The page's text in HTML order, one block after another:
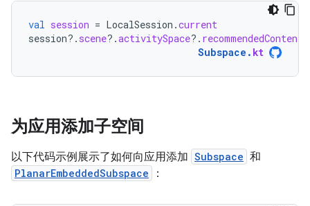
val session = LocalSession .current
session?. scene?.activitySpace?.
Subspace . kt
为应用添加子空间
以下代码示例展示了如何向应用添加 Subspace 和
PlanarEmbeddedSubspace ：